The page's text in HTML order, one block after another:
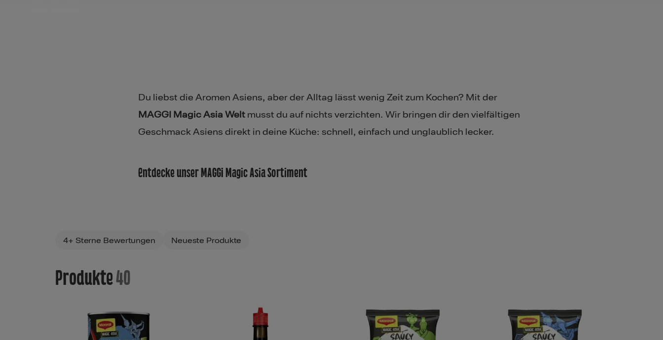
Du liebst die Aromen Asiens, aber der Alltag lässt wenig Zeit zum Kochen? Mit der
MAGGI Magic Asia Welt musst du auf nichts verzichten. Wir bringen dir den vielfältigen
Geschmack Asiens direkt in deine Küche: schnell, einfach und unglaublich lecker.
Entdecke unser MAGGI Magic Asia Sortiment
4+ Sterne Bewertungen Neueste Produkte
Produkte40